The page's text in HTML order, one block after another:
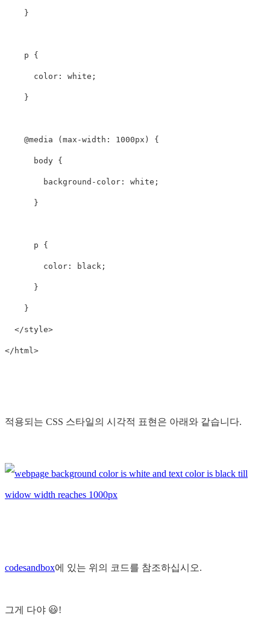
}
p {
color : white ;
}
@media ( max-width : 1000px ) {
body {
background-color : white ;
}
p {
color : black ;
}
}
</style>
</html>
적용되는 CSS 스타일의 시각적 표현은 아래와 같습니다.
codesandbox에 있는 위의 코드를 참조하십시오.
그게 다야 😃!